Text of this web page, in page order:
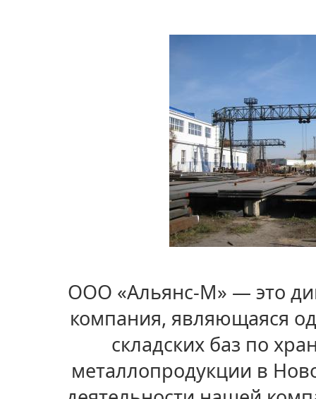
ООО «Альянс-М» — это
компания, являющаяся
складских баз по
металлопродукции в